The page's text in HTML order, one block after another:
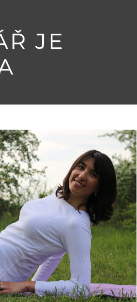
JE